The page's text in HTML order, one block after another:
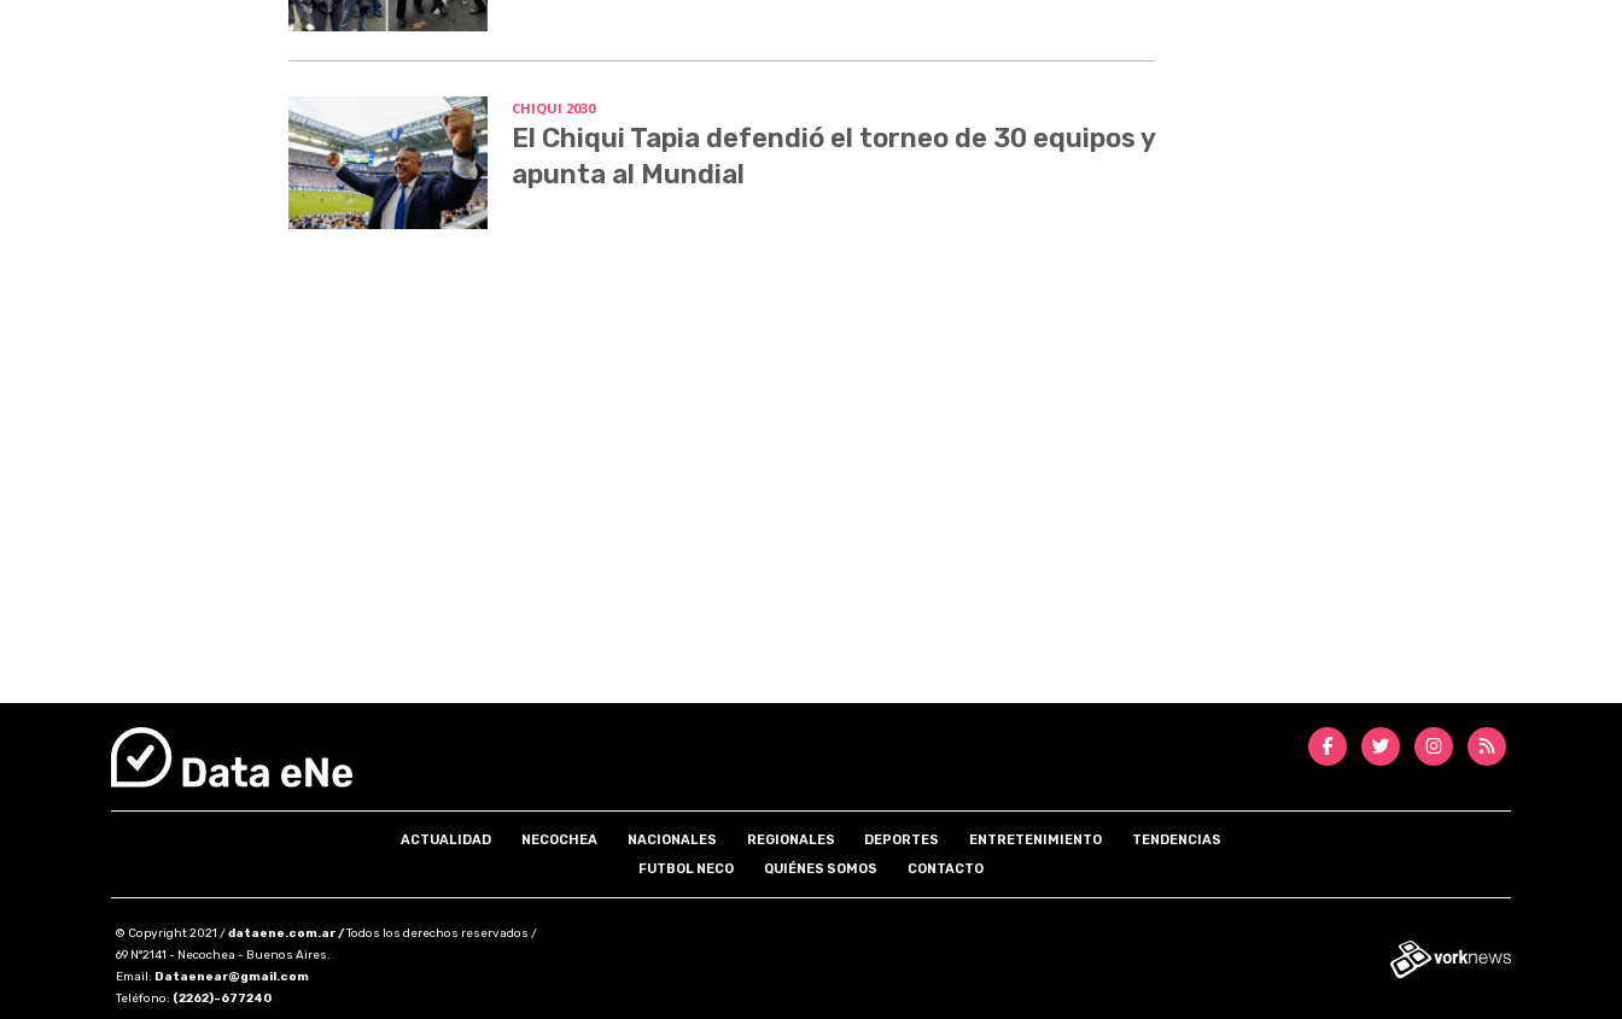
CHIQUI 2030
El Chiqui Tapia defendió el torneo de 30 equipos y
apunta al Mundial
ACTUALIDAD NECOCHEA NACIONALES REGIONALES DEPORTES ENTRETENIMIENTO
TENDENCIAS
FUTBOL NECO
QUIÉNES SOMOS CONTACTO
© Copyright 2021 /dataene.com.ar /Todos los derechos reservados /
69 N°2141 - Necochea - Buenos Aires.
Email: Dataenear@gmail.com
Teléfono: (2262)-677240